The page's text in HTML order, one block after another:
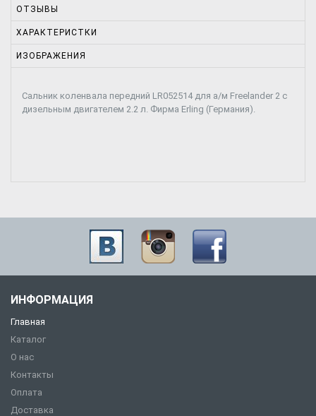
ОТЗЫВЫ
ХАРАКТЕРИСТКИ
ИЗОБРАЖЕНИЯ
Сальник коленвала передний LR052514 для а/м Freelander 2 с
дизельным двигателем 2.2 л. Фирма Erling (Германия).
ИНФОРМАЦИЯ
Главная
Каталог
О нас
Контакты
Оплата
Доставка